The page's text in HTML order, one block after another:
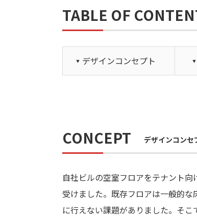
TABLE OF
デザインコンセプト
CONCEPT デザインコンセ
自社ビルの空室フロアをテナント
受けました。既存フロアは一般的
に行えない課題がありました。そ